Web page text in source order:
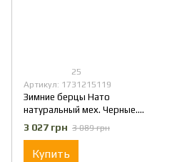
25
Артикул: 1731215119
Зимние берцы Нато
натуральный мех. Черные.
Размер 46
3 027 грн 3 089 грн
Купить